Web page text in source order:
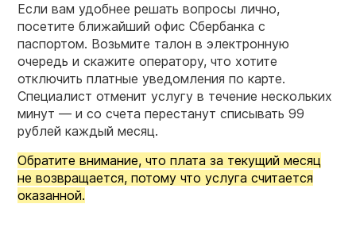
Если вам удобнее решать вопросы лично,
посетите ближайший офис Сбербанка с
паспортом. Возьмите талон в электронную
очередь и скажите оператору, что хотите
отключить платные уведомления по карте.
Специалист отменит услугу в течение нескольких
минут — и со счета перестанут списывать 99
рублей каждый месяц.
Обратите внимание, что плата за текущий месяц
не возвращается, потому что услуга считается
оказанной.